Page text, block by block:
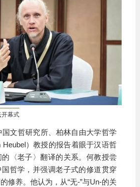
开幕式
国文哲研究所、柏林自由大学哲学
Heubel）教授的报告着眼于汉语哲
〈老子〉翻译的关系。何教授尝
哲学，并强调老子式的修道贯穿
修养。他认为，从“无-”与Un-的关